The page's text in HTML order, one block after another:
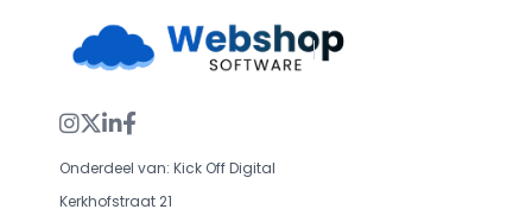

Onderdeel van: Kick Off Digital
Kerkhofstraat 21